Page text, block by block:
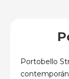
Portobello